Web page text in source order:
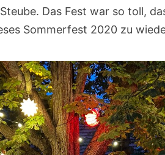
Das Fest war so toll,
Sommerfest 2020 zu